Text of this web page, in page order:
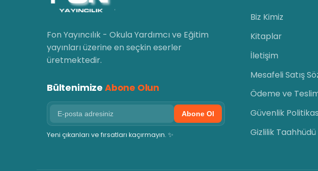
Fon Yayıncılık - Okula Yardımcı ve Eğitim
yayınları üzerine en seçkin eserler
üretmektedir.
Bültenimize Abone Olun
Abone Ol
Yeni çıkanları ve fırsatları kaçırmayın. ✨
Biz Kimiz
Kitaplar
İletişim
Mesafeli Satış
Ödeme ve
Güvenlik
Gizlilik Taahhüdü